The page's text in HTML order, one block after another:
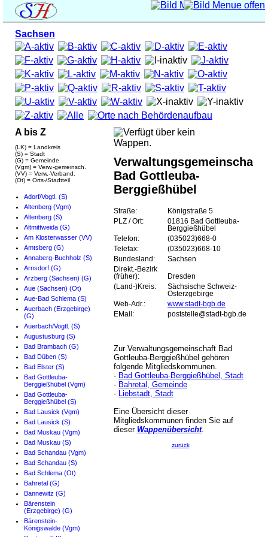
Sachsen
A bis Z
(LK) = Landkreis
(S) = Stadt
(G) = Gemeinde
(Vgm) = Verw.-gemeinsch.
(VV) = Verw.-Verband.
(Ot) = Orts-/Stadtteil
Adorf/Vogtl. (S)
Altenberg (Vgm)
Altenberg (S)
Altmittweida (G)
Am Klosterwasser (VV)
Amtsberg (G)
Annaberg-Buchholz (S)
Arnsdorf (G)
Arzberg (Sachsen) (G)
Aue (Sachsen) (Ot)
Aue-Bad Schlema (S)
Auerbach (Erzgebirge)
(G)
Auerbach/Vogtl. (S)
Augustusburg (S)
Bad Brambach (G)
Bad Düben (S)
Bad Elster (S)
Bad Gottleuba-
Berggießhübel (Vgm)
Bad Gottleuba-
Berggießhübel (S)
Bad Lausick (Vgm)
Bad Lausick (S)
Bad Muskau (Vgm)
Bad Muskau (S)
Bad Schandau (Vgm)
Bad Schandau (S)
Bad Schlema (Ot)
Bahretal (G)
Bannewitz (G)
Bärenstein
(Erzgebirge) (G)
Bärenstein-
Königswalde (Vgm)
Verwaltungsgemeinschaft
Bad Gottleuba-
Berggießhübel
Straße:
Königstraße 5
PLZ / Ort:
01816 Bad Gottleuba-
Berggießhübel
Telefon:
(035023)668-0
Telefax:
(035023)668-10
Bundesland:
Sachsen
Direkt.-Bezirk
(früher):
Dresden
(Land-)Kreis:
Sächsische Schweiz-
Osterzgebirge
Web-Adr.:
www.stadt-bgb.de
EMail:
poststelle@stadt-bgb.de
Zur Verwaltungsgemeinschaft Bad
Gottleuba-Berggießhübel gehören
folgende Mitgliedskommunen.
- Bad Gottleuba-Berggießhübel, Stadt
- Bahretal, Gemeinde
- Liebstadt, Stadt
Eine Übersicht dieser
Mitgliedskommunen finden Sie auf
dieser Wappenübersicht.
zurück